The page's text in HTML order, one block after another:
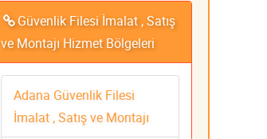
Güvenlik Filesi İmalat , Satış
ve Montajı Hizmet Bölgeleri
Adana Güvenlik Filesi
İmalat , Satış ve Montajı